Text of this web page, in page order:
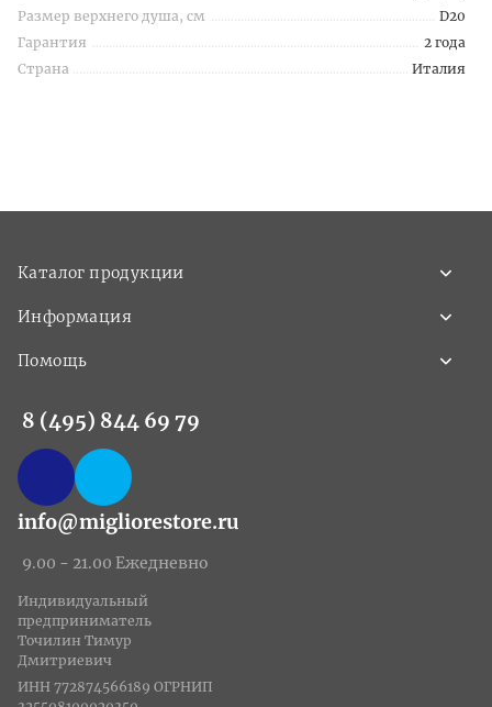
Размер верхнего душа, см
D20
Гарантия
2 года
Страна
Италия
Каталог продукции
Информация
Помощь
8 (495) 844 69 79
info@migliorestore.ru
9.00 - 21.00 Ежедневно
Индивидуальный
предприниматель
Точилин Тимур
Дмитриевич
ИНН 772874566189 ОГРНИП